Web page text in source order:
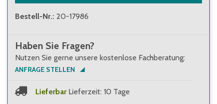
Bestell-Nr.: 20-17986
Haben Sie Fragen?
Nutzen Sie gerne unsere kostenlose Fachberatung:
ANFRAGE STELLEN
Lieferbar Lieferzeit: 10 Tage